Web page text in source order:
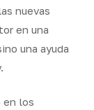
nuevas
en una
una ayuda
en los